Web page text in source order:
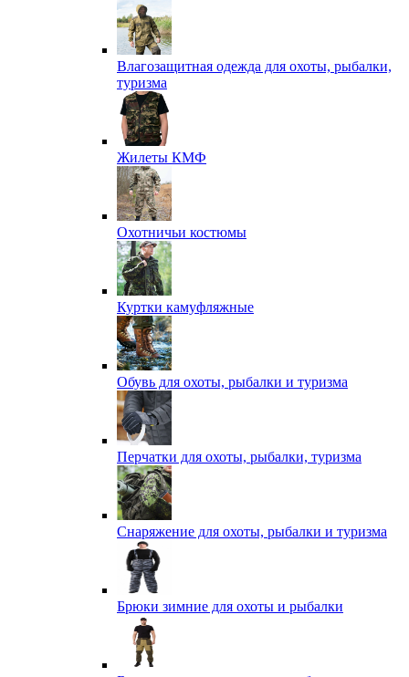
Влагозащитная одежда для охоты, рыбалки,
туризма
Жилеты КМФ
Охотничьи костюмы
Куртки камуфляжные
Обувь для охоты, рыбалки и туризма
Перчатки для охоты, рыбалки, туризма
Снаряжение для охоты, рыбалки и туризма
Брюки зимние для охоты и рыбалки